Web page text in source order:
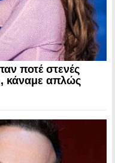
ποτέ στενές
κάναμε απλώς